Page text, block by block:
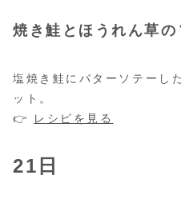
焼き鮭とほうれん草の
塩焼き鮭にバターソテーし
ット。
👉
レシピを見る
21日